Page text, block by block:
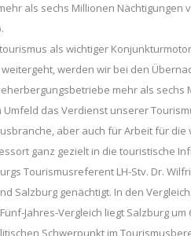
als sechs Millionen Nächtigungen
als wichtiger
werden wir bei den
mehr als
Umfeld das Verdienst unserer
aber auch für Arbeit für
ganz gezielt in die touristische
Tourismusreferent LH-Stv. Dr.
Salzburg genächtigt. In den
Jahres-Vergleich liegt Salzburg
Schwerpunkt im